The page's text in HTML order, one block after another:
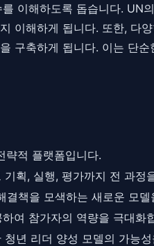
이해하도록 돕습니다. UN
이해하게 됩니다. 또한, 다
구축하게 됩니다. 이는 단
략적 플랫폼입니다.
획, 실행, 평가까지 전 과정
책을 모색하는 새로운 모델
여 참가자의 역량을 극대화
년 리더 양성 모델의 가능